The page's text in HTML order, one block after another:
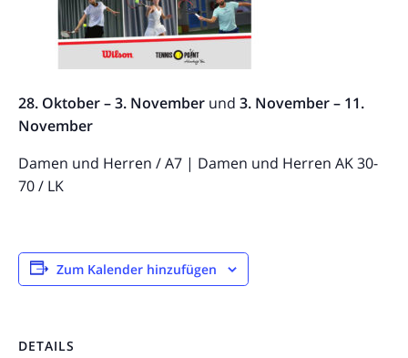
28. Oktober – 3. November und 3. November – 11.
November
Damen und Herren / A7 | Damen und Herren AK 30-
70 / LK
Zum Kalender hinzufügen
DETAILS